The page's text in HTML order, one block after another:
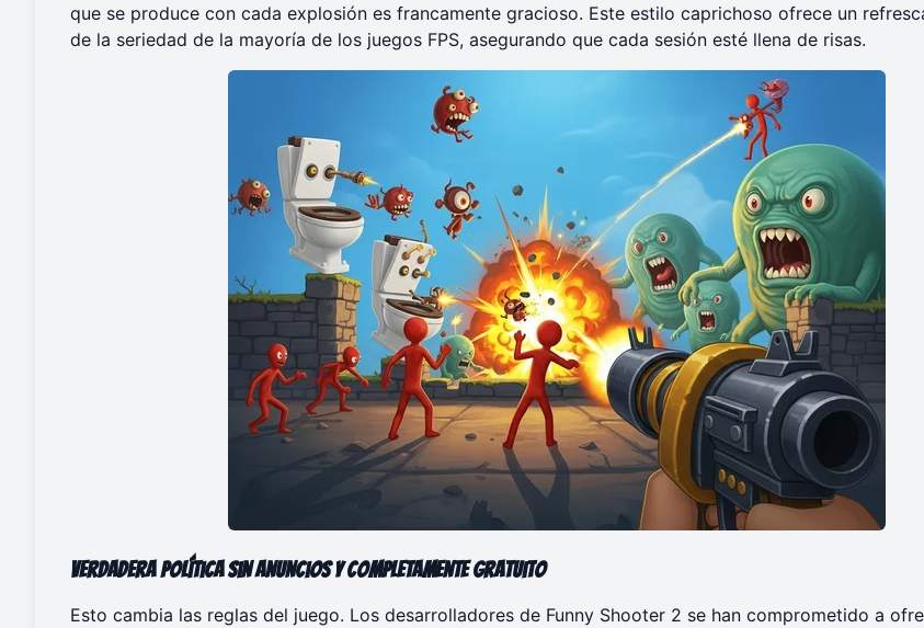
que se produce con cada explosión es francamente gracioso. Este estilo caprichoso ofrece un
de la seriedad de la mayoría de los juegos FPS, asegurando que cada sesión esté llena de risas.
Verdadera Política Sin Anuncios y Completamente Gratuito
Esto cambia las reglas del juego. Los desarrolladores de Funny Shooter 2 se han comprometido a